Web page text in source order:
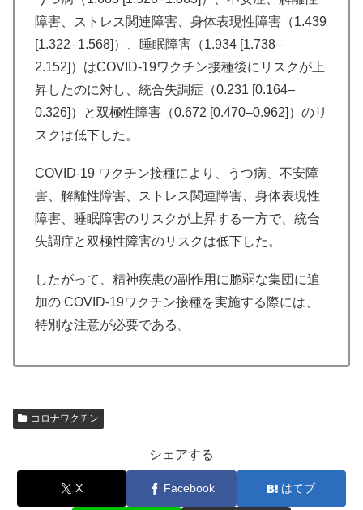
障害、ストレス関連障害、身体表現性障害（1.439
[1.322–1.568]）、睡眠障害（1.934 [1.738–
2.152]）はCOVID-19ワクチン接種後にリスクが上
昇したのに対し、統合失調症（0.231 [0.164–
0.326]）と双極性障害（0.672 [0.470–0.962]）のリ
スクは低下した。
COVID-19 ワクチン接種により、うつ病、不安障
害、解離性障害、ストレス関連障害、身体表現性
障害、睡眠障害のリスクが上昇する一方で、統合
失調症と双極性障害のリスクは低下した。
したがって、精神疾患の副作用に脆弱な集団に追
加の COVID-19ワクチン接種を実施する際には、
特別な注意が必要である。
コロナワクチン
シェアする
X Facebook はてブ